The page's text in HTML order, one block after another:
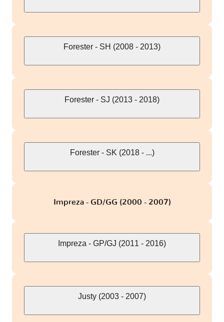
Forester - SH (2008 - 2013)
Forester - SJ (2013 - 2018)
Forester - SK (2018 - ...)
Impreza - GD/GG (2000 - 2007)
Impreza - GP/GJ (2011 - 2016)
Justy (2003 - 2007)